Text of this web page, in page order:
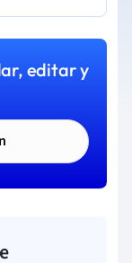
editar y